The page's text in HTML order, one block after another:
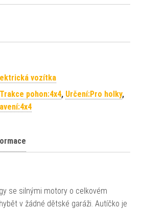
vozítka
Trakce pohon:4x4, Určení:Pro holky,
se silnými motory o celkovém
v žádné dětské garáži. Autíčko je